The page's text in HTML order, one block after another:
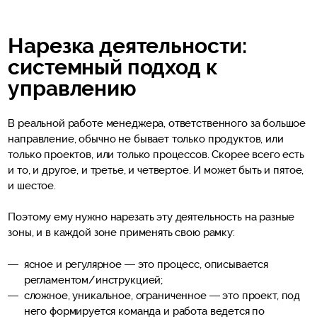
Нарезка деятельности:
системный подход к
управлению
В реальной работе менеджера, ответственного за большое
направление, обычно не бывает только продуктов, или
только проектов, или только процессов. Скорее всего есть
и то, и другое, и третье, и четвертое. И может быть и пятое,
и шестое.
Поэтому ему нужно нарезать эту деятельность на разные
зоны, и в каждой зоне применять свою рамку:
ясное и регулярное — это процесс, описывается
регламентом/инструкцией;
сложное, уникальное, ограниченное — это проект, под
него формируется команда и работа ведется по